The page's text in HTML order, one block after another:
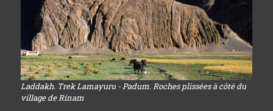
Laddakh. Trek Lamayuru - Padum. Roches plissées à côté du
village de Rinam